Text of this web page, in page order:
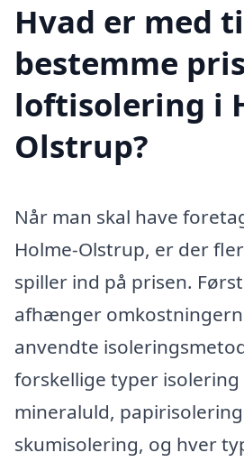
Hvad er med
bestemme
loftisolering i
Olstrup?
Når man skal have
Holme-Olstrup, er der
spiller ind på prisen.
afhænger
anvendte
forskellige typer isolering
mineraluld,
skumisolering, og hver